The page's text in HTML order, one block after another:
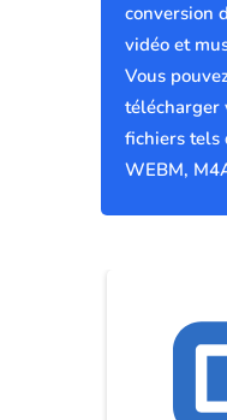
conversion
vidéo et
Vous
télécharger
fichiers tels
WEBM,